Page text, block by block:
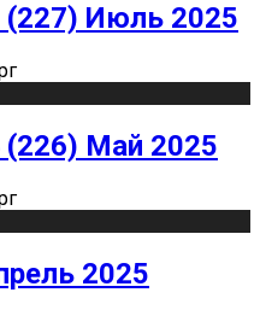
Июль 2025
Май 2025
2025